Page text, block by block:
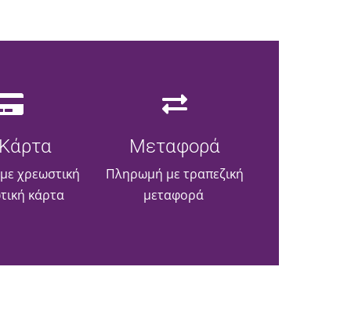
χρεωστική
κάρτα
Μεταφορά
Πληρωμή με τραπεζική
μεταφορά